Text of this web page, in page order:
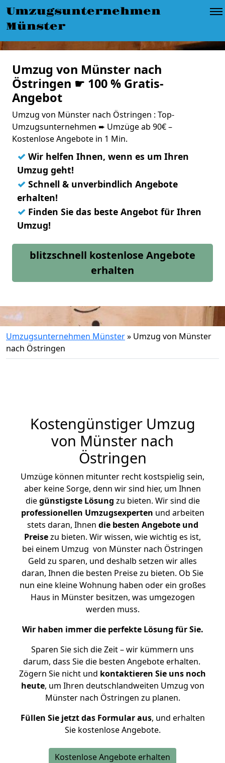
Umzugsunternehmen
Münster
Umzug von Münster nach
Östringen ☛ 100 % Gratis-
Angebot
Umzug von Münster nach Östringen : Top-
Umzugsunternehmen ➨ Umzüge ab 90€ –
Kostenlose Angebote in 1 Min.
✓ Wir helfen Ihnen, wenn es um Ihren
Umzug geht!
✓ Schnell & unverbindlich Angebote
erhalten!
✓ Finden Sie das beste Angebot für Ihren
Umzug!
blitzschnell kostenlose Angebote
erhalten
Umzugsunternehmen Münster» Umzug von Münster
nach Östringen
Kostengünstiger Umzug
von Münster nach
Östringen
Umzüge können mitunter recht kostspielig sein,
aber keine Sorge, denn wir sind hier, um Ihnen
diegünstigste Lösung zu bieten. Wir sind die
professionellen Umzugsexperten und arbeiten
stets daran, Ihnen die besten Angebote und
Preisezu bieten. Wir wissen, wie wichtig es ist,
bei einem Umzug von Münster nach Östringen
Geld zu sparen, und deshalb setzen wir alles
daran, Ihnen die besten Preise zu bieten. Ob Sie
nun eine kleine Wohnung haben oder ein großes
Haus in Münster besitzen, was umgezogen
werden muss.
Wir haben immer die perfekte Lösung für Sie.
Sparen Sie sich die Zeit – wir kümmern uns
darum, dass Sie die besten Angebote erhalten.
Zögern Sie nicht und kontaktieren Sie uns noch
heute, um Ihren deutschlandweiten Umzug von
Münster nach Östringen zu planen.
Füllen Sie jetzt das Formular aus, und erhalten
Sie kostenlose Angebote.
Kostenlose Angebote erhalten